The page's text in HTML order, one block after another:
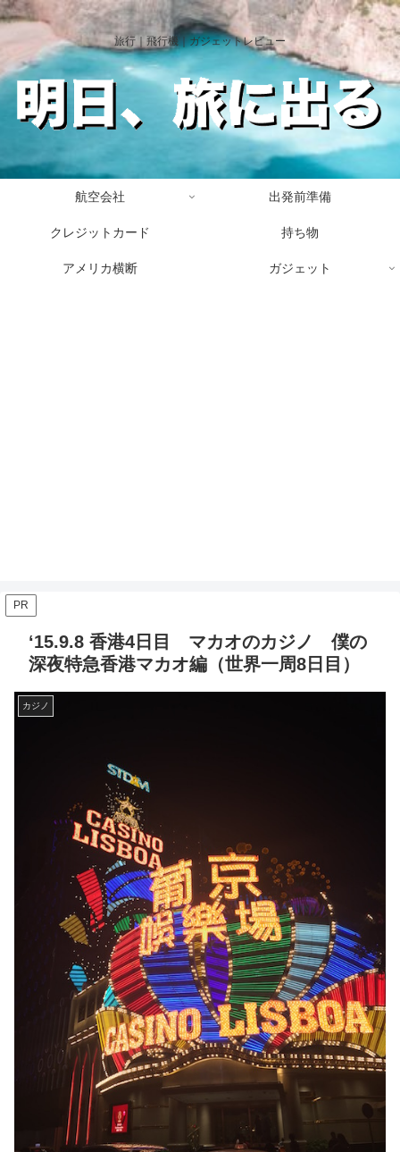
旅行｜飛行機｜ガジェットレビュー
航空会社 出発前準備
クレジットカード 持ち物
アメリカ横断 ガジェット
PR
‘15.9.8 香港4日目 マカオのカジノ 僕の
深夜特急香港マカオ編（世界一周8日目）
カジノ